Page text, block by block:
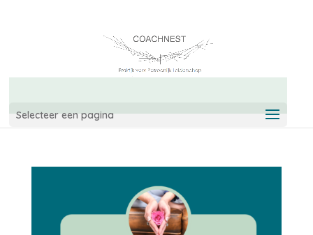
Selecteer een pagina